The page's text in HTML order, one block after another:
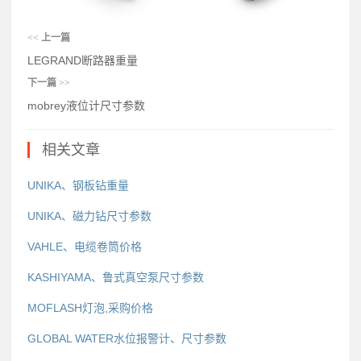
<< 上一篇
LEGRAND断路器重量
下一篇 >>
mobrey液位计尺寸参数
相关文章
UNIKA、钢板钻重量
UNIKA、磁力钻尺寸参数
VAHLE、电缆卷筒价格
KASHIYAMA、鲁式真空泵尺寸参数
MOFLASH灯泡,采购价格
GLOBAL WATER水位报警计、尺寸参数